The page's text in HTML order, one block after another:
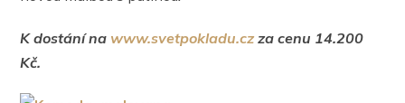
K dostání na www.svetpokladu.czza cenu 14.200
Kč.